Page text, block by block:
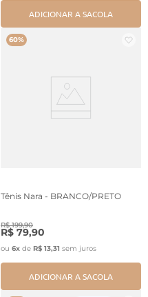
ADICIONAR A SACOLA
60%
Tênis Nara - BRANCO/PRETO
R$ 199,90
R$ 79,90
ou 6x de R$ 13,31 sem juros
ADICIONAR A SACOLA